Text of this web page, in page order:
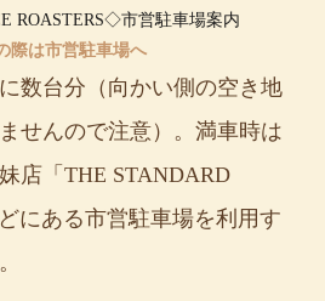
際は市営駐車場へ
数台分（向かい側の空き地
せんので注意）。満車時は
店「THE STANDARD
にある市営駐車場を利用す